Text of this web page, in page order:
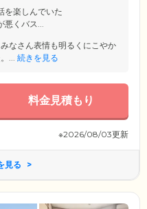
を楽しんでいた
くバス...
なさん表情も明るくにこやか
... 続きを見る
料金見積もり
※2026/08/03更新
見る